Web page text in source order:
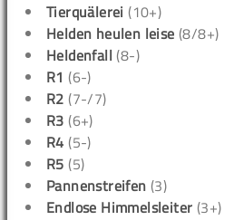
Tierquälerei (10+)
Helden heulen leise (8/8+)
Heldenfall (8-)
R1 (6-)
R2 (7-/7)
R3 (6+)
R4 (5-)
R5 (5)
Pannenstreifen (3)
Endlose Himmelsleiter (3+)